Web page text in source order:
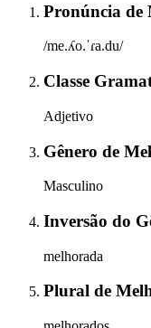
Pronúncia de
/me.ʎo.ˈɾa.du/
Classe
Adjetivo
Gênero de
Masculino
Inversão do
melhorada
Plural de